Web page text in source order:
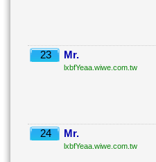
23 Mr.
lxbfYeaa.wiwe.com.tw
24 Mr.
lxbfYeaa.wiwe.com.tw